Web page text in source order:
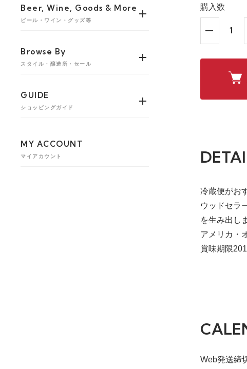
Beer, Wine, Goods & More
ビール・ワイン・グッズ等
Browse By
スタイル・醸造所・セール
GUIDE
ショッピングガイド
MY ACCOUNT
マイアカウント
購入数
冷蔵便がお
ウッドセラ
を生み出し
アメリカ・
賞味期限
Web発送締